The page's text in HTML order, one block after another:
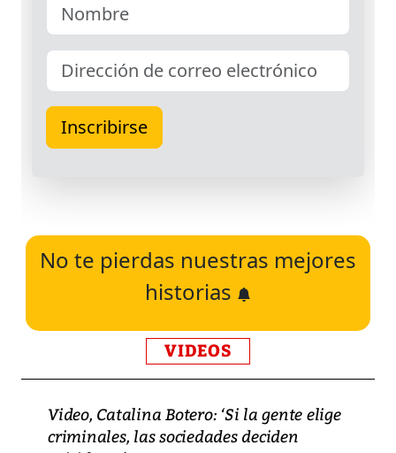
No te pierdas nuestras mejores
historias
VIDEOS
Video, Catalina Botero: ‘Si la gente elige
criminales, las sociedades deciden